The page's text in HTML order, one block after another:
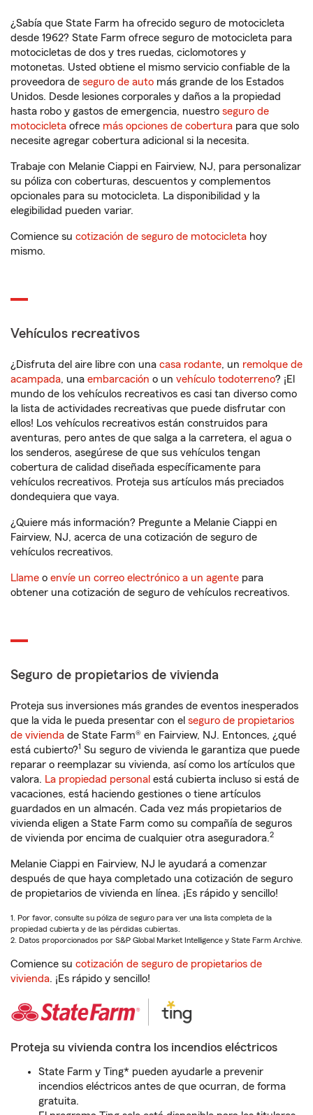
¿Sabía que State Farm ha ofrecido seguro de motocicleta
desde 1962? State Farm ofrece seguro de motocicleta para
motocicletas de dos y tres ruedas, ciclomotores y
motonetas. Usted obtiene el mismo servicio confiable de la
proveedora de seguro de auto más grande de los Estados
Unidos. Desde lesiones corporales y daños a la propiedad
hasta robo y gastos de emergencia, nuestro seguro de
motocicleta ofrece más opciones de cobertura para que solo
necesite agregar cobertura adicional si la necesita.
Trabaje con Melanie Ciappi en Fairview, NJ, para personalizar
su póliza con coberturas, descuentos y complementos
opcionales para su motocicleta. La disponibilidad y la
elegibilidad pueden variar.
Comience su cotización de seguro de motocicleta hoy
mismo.
Vehículos recreativos
¿Disfruta del aire libre con una casa rodante, un remolque de
acampada, una embarcación o un vehículo todoterreno? ¡El
mundo de los vehículos recreativos es casi tan diverso como
la lista de actividades recreativas que puede disfrutar con
ellos! Los vehículos recreativos están construidos para
aventuras, pero antes de que salga a la carretera, el agua o
los senderos, asegúrese de que sus vehículos tengan
cobertura de calidad diseñada específicamente para
vehículos recreativos. Proteja sus artículos más preciados
dondequiera que vaya.
¿Quiere más información? Pregunte a Melanie Ciappi en
Fairview, NJ, acerca de una cotización de seguro de
vehículos recreativos.
Llame o envíe un correo electrónico a un agente para
obtener una cotización de seguro de vehículos recreativos.
Seguro de propietarios de vivienda
Proteja sus inversiones más grandes de eventos inesperados
que la vida le pueda presentar con el seguro de propietarios
de vivienda de State Farm® en Fairview, NJ. Entonces, ¿qué
está cubierto?1 Su seguro de vivienda le garantiza que puede
reparar o reemplazar su vivienda, así como los artículos que
valora. La propiedad personal está cubierta incluso si está de
vacaciones, está haciendo gestiones o tiene artículos
guardados en un almacén. Cada vez más propietarios de
vivienda eligen a State Farm como su compañía de seguros
de vivienda por encima de cualquier otra aseguradora.2
Melanie Ciappi en Fairview, NJ le ayudará a comenzar
después de que haya completado una cotización de seguro
de propietarios de vivienda en línea. ¡Es rápido y sencillo!
1. Por favor, consulte su póliza de seguro para ver una lista completa de la
propiedad cubierta y de las pérdidas cubiertas.
2. Datos proporcionados por S&P Global Market Intelligence y State Farm Archive.
Comience su cotización de seguro de propietarios de
vivienda. ¡Es rápido y sencillo!
Proteja su vivienda contra los incendios eléctricos
State Farm y Ting* pueden ayudarle a prevenir
incendios eléctricos antes de que ocurran, de forma
gratuita.